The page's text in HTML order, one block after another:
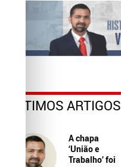
ÚLTIMOS ARTIGOS
A chapa
‘União e
Trabalho’ foi